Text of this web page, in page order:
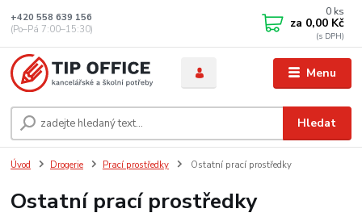
Menu
Hledat
+420 558 639 156
(Po–Pá 7:00–15:30)
0 ks
za 0,00 Kč
Úvod Drogerie Prací prostředky Ostatní prací prostředky
Ostatní prací prostředky